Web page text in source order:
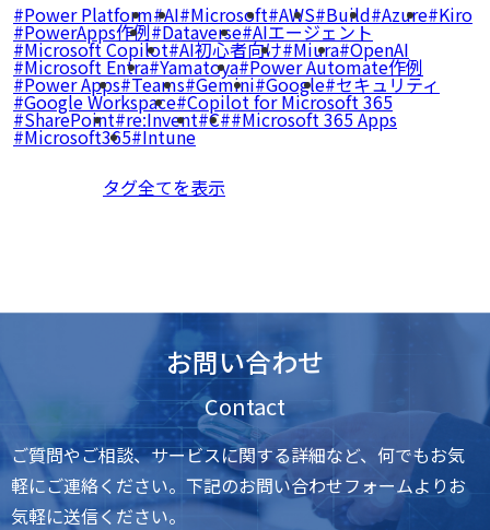
Power Platform AI Microsoft AWS Build Azure Kiro
PowerApps作例 Dataverse AIエージェント
Microsoft Copilot AI初心者向け Miura OpenAI
Microsoft Entra Yamatoya Power Automate作例
Power Apps Teams Gemini Google セキュリティ
Google Workspace Copilot for Microsoft 365
SharePoint re:Invent C# Microsoft 365 Apps
Microsoft365 Intune
タグ全てを表示
お問い合わせ
Contact
ご質問やご相談、サービスに関する詳細など、何でもお気
軽にご連絡ください。下記のお問い合わせフォームよりお
気軽に送信ください。